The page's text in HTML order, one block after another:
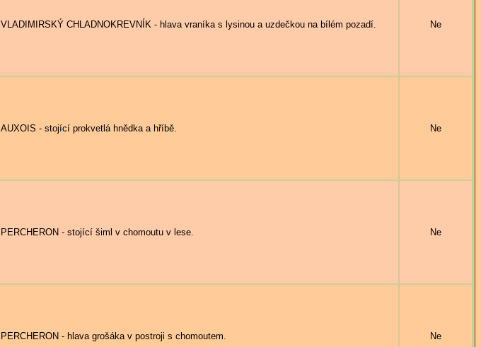
VLADIMIRSKÝ CHLADNOKREVNÍK - hlava vraníka s lysinou a uzdečkou na bílém pozadí. Ne
AUXOIS - stojící prokvetlá hnědka a hříbě. Ne
PERCHERON - stojící šiml v chomoutu v lese. Ne
PERCHERON - hlava grošáka v postroji s chomoutem. Ne